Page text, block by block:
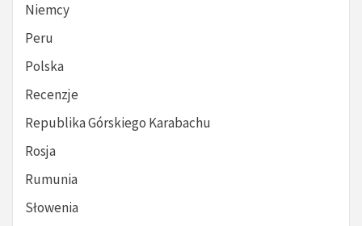
Niemcy
Peru
Polska
Recenzje
Republika Górskiego Karabachu
Rosja
Rumunia
Słowenia